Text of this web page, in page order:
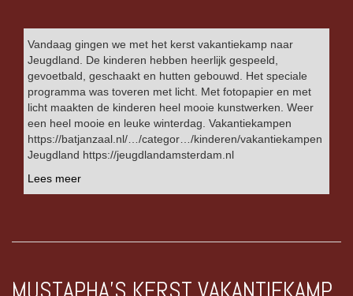
Vandaag gingen we met het kerst vakantiekamp naar
Jeugdland. De kinderen hebben heerlijk gespeeld,
gevoetbald, geschaakt en hutten gebouwd. Het speciale
programma was toveren met licht. Met fotopapier en met
licht maakten de kinderen heel mooie kunstwerken. Weer
een heel mooie en leuke winterdag. Vakantiekampen
https://batjanzaal.nl/…/categor…/kinderen/vakantiekampen
Jeugdland https://jeugdlandamsterdam.nl
Lees meer